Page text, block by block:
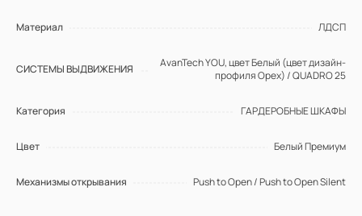
Материал ЛДСП
СИСТЕМЫ ВЫДВИЖЕНИЯ
AvanTech YOU, цвет Белый (цвет дизайн-
профиля Орех) / QUADRO 25
Категория ГАРДЕРОБНЫЕ ШКАФЫ
Цвет Белый Премиум
Механизмы открывания Push to Open / Push to Open Silent